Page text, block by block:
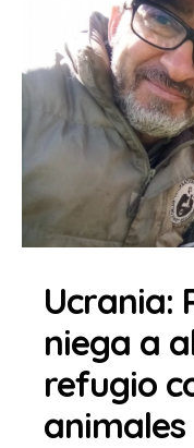
Ucrania:
niega a
refugio
animales